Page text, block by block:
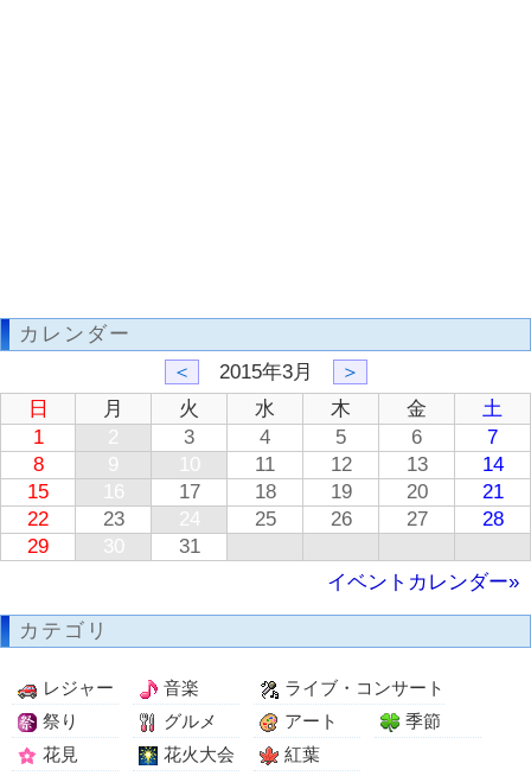
カレンダー
＜
2015年3月
＞
日
月 火 水 木 金
土
1
2 3 4 5 6
7
8
9 10 11 12 13
14
15
16 17 18 19 20
21
22
23 24 25 26 27
28
29
30
31
イベントカレンダー»
カテゴリ
レジャー 音楽
ライブ・コンサート
祭り
グルメ アート
季節
花見
花火大会
紅葉